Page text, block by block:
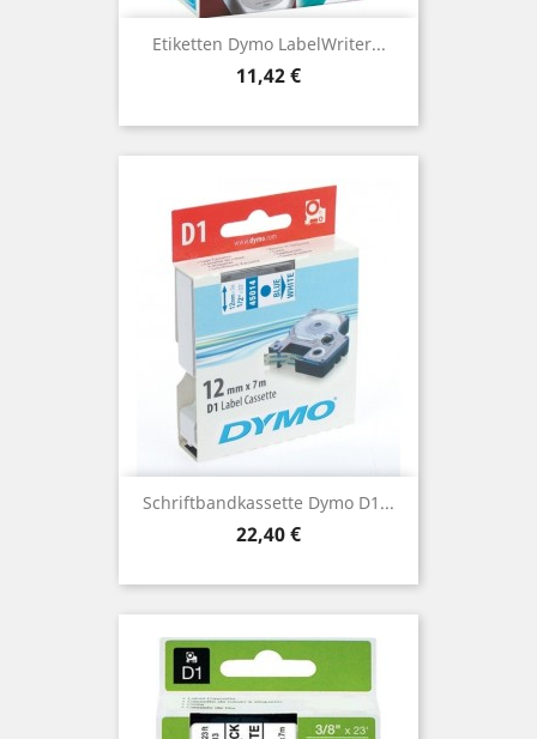
Etiketten Dymo LabelWriter...
Preis
11,42 €
Schriftbandkassette Dymo D1...
Preis
22,40 €